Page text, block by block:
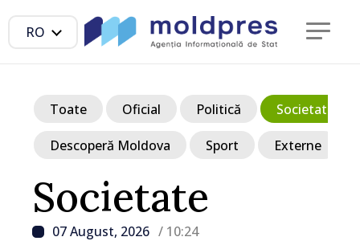
RO
Societate
07 August, 2026 / 10:24
Toate Oficial Politică Societate
Descoperă Moldova Sport Externe